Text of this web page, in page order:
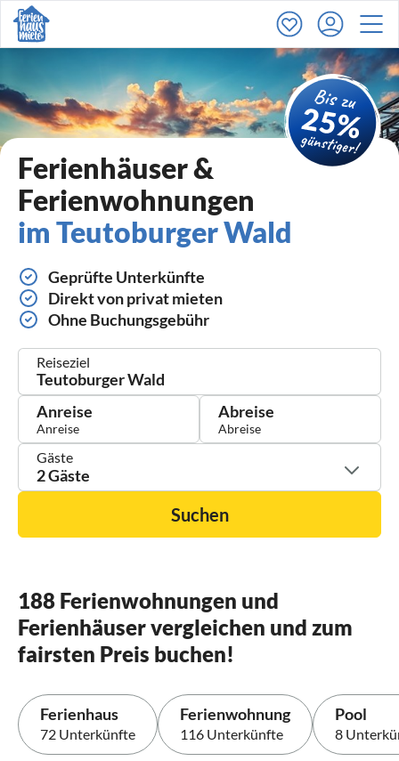
Ferienhäuser &
Ferienwohnungen
im Teutoburger Wald
Geprüfte Unterkünfte
Direkt von privat mieten
Ohne Buchungsgebühr
Reiseziel
Anreise Abreise
Gäste
2 Gäste
Suchen
188 Ferienwohnungen und
Ferienhäuser vergleichen und zum
fairsten Preis buchen!
Ferienhaus
72 Unterkünfte
Ferienwohnung
116 Unterkünfte
Pool
8